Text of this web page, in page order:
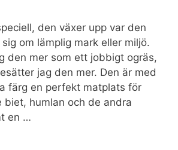
den växer upp var den
om lämplig mark eller miljö.
den mer som ett jobbigt ogräs,
jag den mer. Den är med
färg en perfekt matplats för
biet, humlan och de andra
en …